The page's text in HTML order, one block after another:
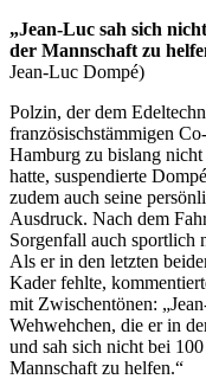
„Jean-Luc sah sich
der Mannschaft zu
Jean-Luc Dompé)
Polzin, der dem
französischstämmigen
Hamburg zu bislang
hatte, suspendierte
zudem auch seine
Ausdruck. Nach dem
Sorgenfall auch sportlich
Als er in den letzten
Kader fehlte,
mit Zwischentönen:
Wehwehchen, die er in
und sah sich nicht bei
Mannschaft zu helfen.“